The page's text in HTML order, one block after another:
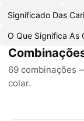
Significado Das
O Que Significa As
69 combinações
colar.